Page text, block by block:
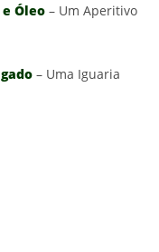
Óleo – Um Aperitivo
– Uma Iguaria